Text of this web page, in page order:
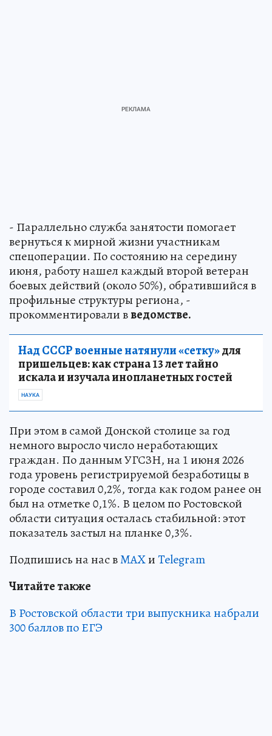
- Параллельно служба занятости помогает
вернуться к мирной жизни участникам
спецоперации. По состоянию на середину
июня, работу нашел каждый второй ветеран
боевых действий (около 50%), обратившийся в
профильные структуры региона, -
прокомментировали введомстве.
Над СССР военные натянули «сетку»для
пришельцев: как страна 13 лет тайно
искала и изучала инопланетных гостей
НАУКА
При этом в самой Донской столице за год
немного выросло число неработающих
граждан. По данным УГСЗН, на 1 июня 2026
года уровень регистрируемой безработицы в
городе составил 0,2%, тогда как годом ранее он
был на отметке 0,1%. В целом по Ростовской
области ситуация осталась стабильной: этот
показатель застыл на планке 0,3%.
Подпишись на нас вMAXиTelegram
Читайте также
В Ростовской области три выпускника набрали
300 баллов по ЕГЭ